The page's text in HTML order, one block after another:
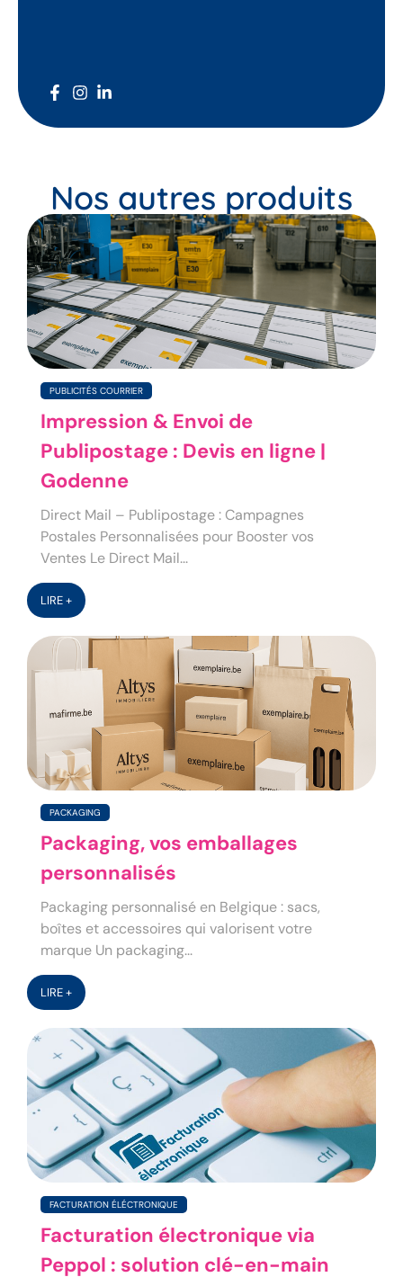
Nos autres produits
PUBLICITÉS COURRIER
Impression & Envoi de
Publipostage : Devis en ligne |
Godenne
Direct Mail – Publipostage : Campagnes
Postales Personnalisées pour Booster vos
Ventes Le Direct Mail...
LIRE +
PACKAGING
Packaging, vos emballages
personnalisés
Packaging personnalisé en Belgique : sacs,
boîtes et accessoires qui valorisent votre
marque Un packaging...
LIRE +
FACTURATION ÉLÉCTRONIQUE
Facturation électronique via
Peppol : solution clé-en-main